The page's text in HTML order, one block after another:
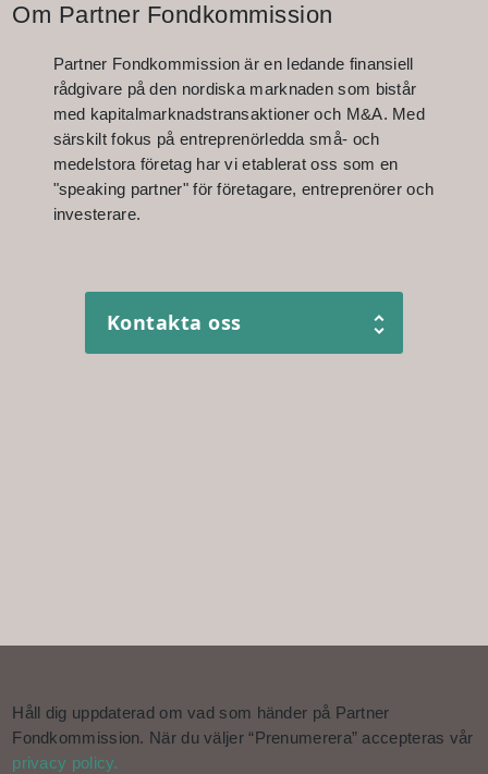
Om Partner Fondkommission
Partner Fondkommission är en ledande finansiell
rådgivare på den nordiska marknaden som bistår
med kapitalmarknadstransaktioner och M&A. Med
särskilt fokus på entreprenörledda små- och
medelstora företag har vi etablerat oss som en
"speaking partner" för företagare, entreprenörer och
investerare.
Kontakta oss
Håll dig uppdaterad om vad som händer på Partner
Fondkommission. När du väljer “Prenumerera” accepteras vår
privacy policy.